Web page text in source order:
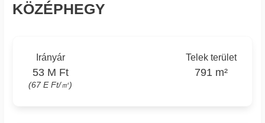
KÖZÉPHEGY
Irányár
53 M Ft
(67 E Ft/㎡)
Telek terület
791 m²